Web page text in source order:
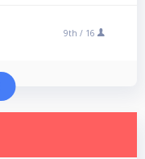
9th / 16